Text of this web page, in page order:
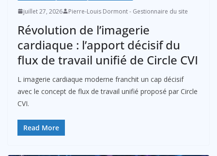
juillet 27, 2026 Pierre-Louis Dormont - Gestionnaire du site
Révolution de l’imagerie
cardiaque : l’apport décisif du
flux de travail unifié de Circle CVI
L imagerie cardiaque moderne franchit un cap décisif
avec le concept de flux de travail unifié proposé par Circle
CVI.
Read More